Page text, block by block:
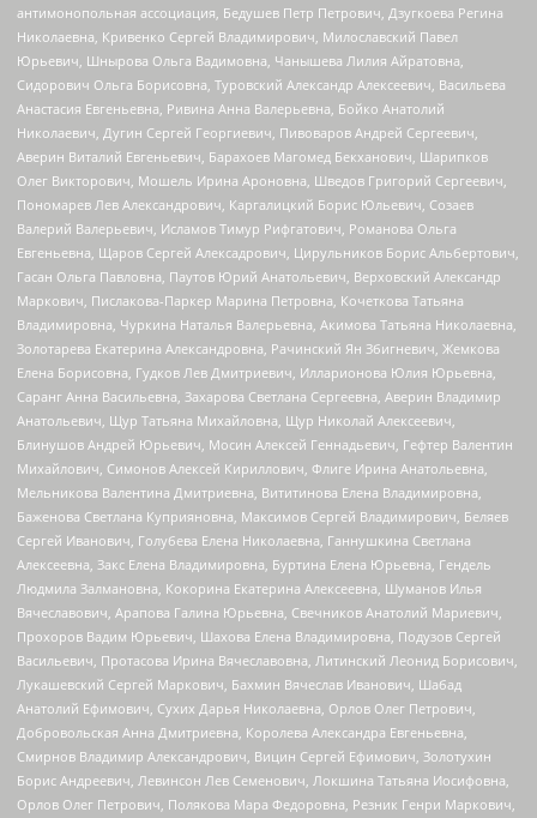
антимонопольная ассоциация, Бедушев Петр Петрович, Дзугкоева Регина
Николаевна, Кривенко Сергей Владимирович, Милославский Павел
Юрьевич, Шнырова Ольга Вадимовна, Чанышева Лилия Айратовна,
Сидорович Ольга Борисовна, Туровский Александр Алексеевич, Васильева
Анастасия Евгеньевна, Ривина Анна Валерьевна, Бойко Анатолий
Николаевич, Дугин Сергей Георгиевич, Пивоваров Андрей Сергеевич,
Аверин Виталий Евгеньевич, Барахоев Магомед Бекханович, Шарипков
Олег Викторович, Мошель Ирина Ароновна, Шведов Григорий Сергеевич,
Пономарев Лев Александрович, Каргалицкий Борис Юльевич, Созаев
Валерий Валерьевич, Исламов Тимур Рифгатович, Романова Ольга
Евгеньевна, Щаров Сергей Алексадрович, Цирульников Борис Альбертович,
Гасан Ольга Павловна, Паутов Юрий Анатольевич, Верховский Александр
Маркович, Пислакова-Паркер Марина Петровна, Кочеткова Татьяна
Владимировна, Чуркина Наталья Валерьевна, Акимова Татьяна Николаевна,
Золотарева Екатерина Александровна, Рачинский Ян Збигневич, Жемкова
Елена Борисовна, Гудков Лев Дмитриевич, Илларионова Юлия Юрьевна,
Саранг Анна Васильевна, Захарова Светлана Сергеевна, Аверин Владимир
Анатольевич, Щур Татьяна Михайловна, Щур Николай Алексеевич,
Блинушов Андрей Юрьевич, Мосин Алексей Геннадьевич, Гефтер Валентин
Михайлович, Симонов Алексей Кириллович, Флиге Ирина Анатольевна,
Мельникова Валентина Дмитриевна, Вититинова Елена Владимировна,
Баженова Светлана Куприяновна, Максимов Сергей Владимирович, Беляев
Сергей Иванович, Голубева Елена Николаевна, Ганнушкина Светлана
Алексеевна, Закс Елена Владимировна, Буртина Елена Юрьевна, Гендель
Людмила Залмановна, Кокорина Екатерина Алексеевна, Шуманов Илья
Вячеславович, Арапова Галина Юрьевна, Свечников Анатолий Мариевич,
Прохоров Вадим Юрьевич, Шахова Елена Владимировна, Подузов Сергей
Васильевич, Протасова Ирина Вячеславовна, Литинский Леонид Борисович,
Лукашевский Сергей Маркович, Бахмин Вячеслав Иванович, Шабад
Анатолий Ефимович, Сухих Дарья Николаевна, Орлов Олег Петрович,
Добровольская Анна Дмитриевна, Королева Александра Евгеньевна,
Смирнов Владимир Александрович, Вицин Сергей Ефимович, Золотухин
Борис Андреевич, Левинсон Лев Семенович, Локшина Татьяна Иосифовна,
Орлов Олег Петрович, Полякова Мара Федоровна, Резник Генри Маркович,